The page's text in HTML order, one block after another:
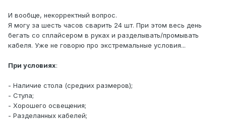
И вообще, некорректный вопрос.
Я могу за шесть часов сварить 24 шт. При этом весь день
бегать со сплайсером в руках и разделывать/промывать
кабеля. Уже не говорю про экстремальные условия...
При условиях:
- Наличие стола (средних размеров);
- Стула;
- Хорошего освещения;
- Разделанных кабелей;